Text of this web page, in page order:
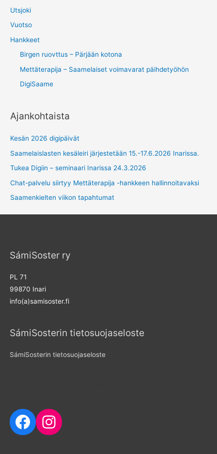
Utsjoki
Vuotso
Hankkeet
Birgen ruovttus – Pärjään kotona
Mettäterapija – Saamelaiset voimavarat päihdetyöhön
DigiSaame
Ajankohtaista
Kesän 2026 digipäivät
Saamelaislasten kesäleiri järjestetään 15.-17.6.2026 Inarissa.
Tukea Digiin – seminaari Inarissa 24.3.2026
Chat-palvelu siirtyy Mettäterapija -hankkeen hallinnoitavaksi
Saamenkielten viikon tapahtumat
SámiSoster ry
PL 71
99870 Inari
info(a)samisoster.fi
SámiSosterin tietosuojaseloste
SámiSosterin tietosuojaseloste
Facebook
Instagram